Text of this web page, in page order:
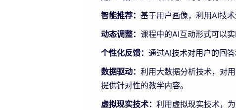
智能推荐： 基于用户画像，利用AI技
动态调整： 课程中的AI互动形式可以
个性化反馈： 通过AI技术对用户的回
数据驱动： 利用大数据分析技术，对
提供针对性的教学内容。
虚拟现实技术： 利用虚拟现实技术，